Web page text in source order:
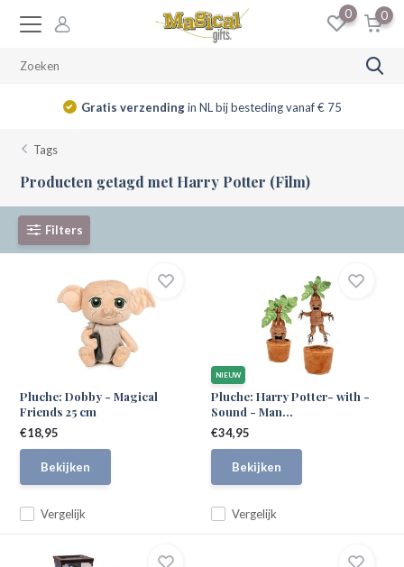
0 0
Gratis verzendingin NL bij besteding vanaf € 75
Tags
Producten getagd met Harry Potter (Film)
Filters
Pluche: Dobby - Magical
Friends 25 cm
Vergelijk
€18,95
Bekijken
NIEUW
Pluche: Harry Potter- with -
Sound - Man...
Vergelijk
€34,95
Bekijken